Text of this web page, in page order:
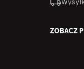
ZOBACZ